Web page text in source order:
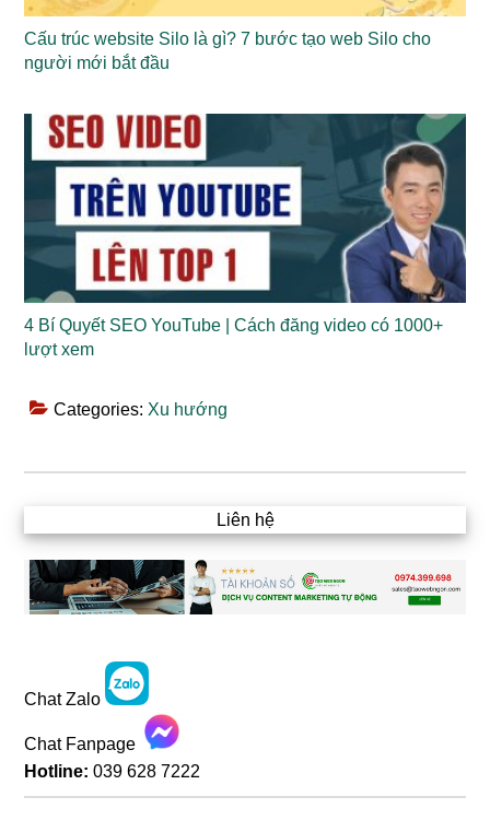
Cấu trúc website Silo là gì? 7 bước tạo web Silo cho
người mới bắt đầu
4 Bí Quyết SEO YouTube | Cách đăng video có 1000+
lượt xem
Categories: Xu hướng
Liên hệ
Chat Zalo
Chat Fanpage
Hotline: 039 628 7222